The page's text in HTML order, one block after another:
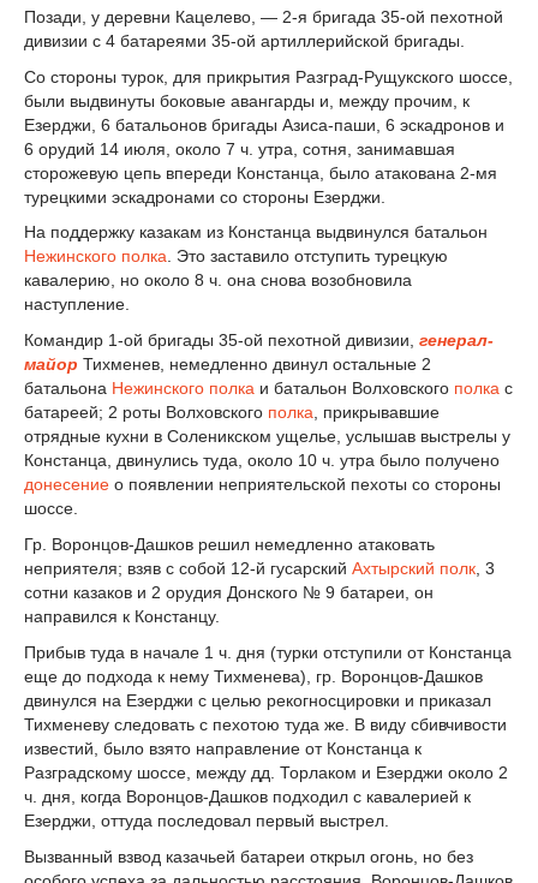
Позади, у деревни Кацелево, — 2-я бригада 35-ой пехотной
дивизии с 4 батареями 35-ой артиллерийской бригады.
Со стороны турок, для прикрытия Разград-Рущукского шоссе,
были выдвинуты боковые авангарды и, между прочим, к
Езерджи, 6 батальонов бригады Азиса-паши, 6 эскадронов и
6 орудий 14 июля, около 7 ч. утра, сотня, занимавшая
сторожевую цепь впереди Констанца, было атакована 2-мя
турецкими эскадронами со стороны Езерджи.
На поддержку казакам из Констанца выдвинулся батальон
Нежинского полка. Это заставило отступить турецкую
кавалерию, но около 8 ч. она снова возобновила
наступление.
Командир 1-ой бригады 35-ой пехотной дивизии, генерал-
майор Тихменев, немедленно двинул остальные 2
батальона Нежинского полка и батальон Волховского полка с
батареей; 2 роты Волховского полка , прикрывавшие
отрядные кухни в Соленикском ущелье, услышав выстрелы у
Констанца, двинулись туда, около 10 ч. утра было получено
донесение о появлении неприятельской пехоты со стороны
шоссе.
Гр. Воронцов-Дашков решил немедленно атаковать
неприятеля; взяв с собой 12-й гусарский Ахтырский полк , 3
сотни казаков и 2 орудия Донского № 9 батареи, он
направился к Констанцу.
Прибыв туда в начале 1 ч. дня (турки отступили от Констанца
еще до подхода к нему Тихменева), гр. Воронцов-Дашков
двинулся на Езерджи с целью рекогносцировки и приказал
Тихменеву следовать с пехотою туда же. В виду сбивчивости
известий, было взято направление от Констанца к
Разградскому шоссе, между дд. Торлаком и Езерджи около 2
ч. дня, когда Воронцов-Дашков подходил с кавалерией к
Езерджи, оттуда последовал первый выстрел.
Вызванный взвод казачьей батареи открыл огонь, но без